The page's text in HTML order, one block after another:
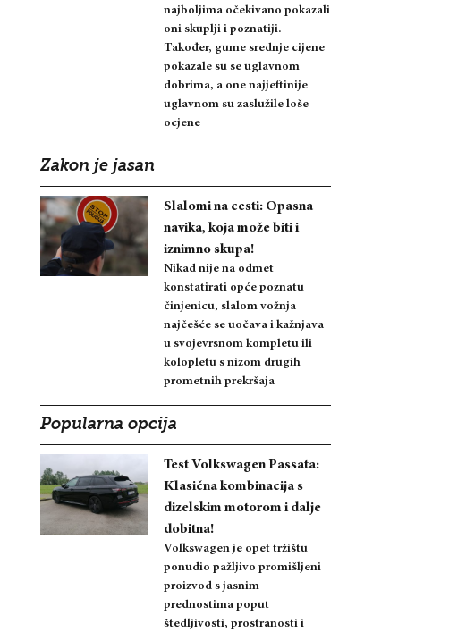
najboljima očekivano pokazali
oni skuplji i poznatiji.
Također, gume srednje cijene
pokazale su se uglavnom
dobrima, a one najjeftinije
uglavnom su zaslužile loše
ocjene
Zakon je jasan
Slalomi na cesti: Opasna
navika, koja može biti i
iznimno skupa!
Nikad nije na odmet
konstatirati opće poznatu
činjenicu, slalom vožnja
najčešće se uočava i kažnjava
u svojevrsnom kompletu ili
kolopletu s nizom drugih
prometnih prekršaja
Popularna opcija
Test Volkswagen Passata:
Klasična kombinacija s
dizelskim motorom i dalje
dobitna!
Volkswagen je opet tržištu
ponudio pažljivo promišljeni
proizvod s jasnim
prednostima poput
štedljivosti, prostranosti i